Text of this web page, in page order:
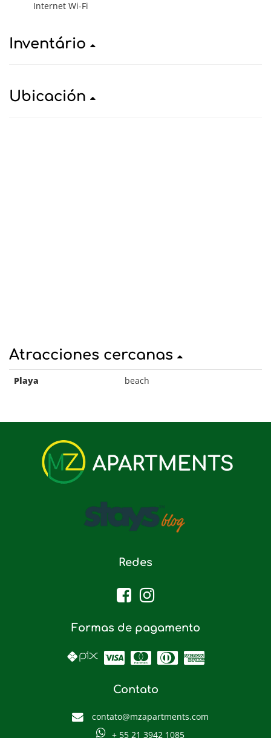
Internet Wi-Fi
Inventário
Ubicación
Atracciones cercanas
Playa beach
Redes
Formas de pagamento
Contato
contato@mzapartments.com
+ 55 21 3942 1085